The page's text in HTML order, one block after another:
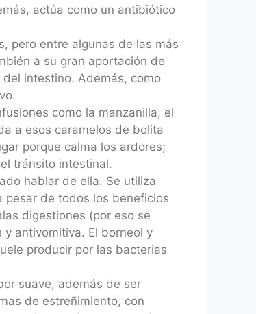
actúa como un antibiótico
pero entre algunas de las más
a su gran aportación de
intestino. Además, como
como la manzanilla, el
a esos caramelos de bolita
porque calma los ardores;
tránsito intestinal.
hablar de ella. Se utiliza
pesar de todos los beneficios
digestiones (por eso se
antivomitiva. El borneol y
producir por las bacterias
suave, además de ser
de estreñimiento, con